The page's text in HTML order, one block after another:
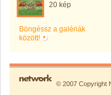
20 kép
Böngéssz a galériák
között!
© 2007 Copyright